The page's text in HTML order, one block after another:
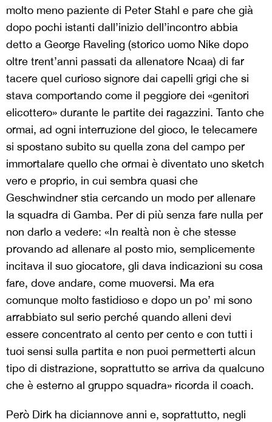
molto meno paziente di Peter Stahl e pare che già
dopo pochi istanti dall’inizio dell’incontro abbia
detto a George Raveling (storico uomo Nike dopo
oltre trent’anni passati da allenatore Ncaa) di far
tacere quel curioso signore dai capelli grigi che si
stava comportando come il peggiore dei «genitori
elicottero» durante le partite dei ragazzini. Tanto che
ormai, ad ogni interruzione del gioco, le telecamere
si spostano subito su quella zona del campo per
immortalare quello che ormai è diventato uno sketch
vero e proprio, in cui sembra quasi che
Geschwindner stia cercando un modo per allenare
la squadra di Gamba. Per di più senza fare nulla per
non darlo a vedere: «In realtà non è che stesse
provando ad allenare al posto mio, semplicemente
incitava il suo giocatore, gli dava indicazioni su cosa
fare, dove andare, come muoversi. Ma era
comunque molto fastidioso e dopo un po’ mi sono
arrabbiato sul serio perché quando alleni devi
essere concentrato al cento per cento e con tutti i
tuoi sensi sulla partita e non puoi permetterti alcun
tipo di distrazione, soprattutto se arriva da qualcuno
che è esterno al gruppo squadra» ricorda il coach.
Però Dirk ha diciannove anni e, soprattutto, negli